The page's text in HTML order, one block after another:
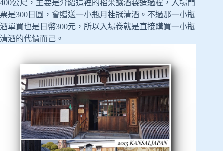
400公尺，主要是介紹這裡的稻米釀酒製造過程，入場門
票是300日圓，會贈送一小瓶月桂冠清酒。不過那一小瓶
酒單買也是日幣300元，所以入場卷就是直接購買一小瓶
清酒的代價而己。